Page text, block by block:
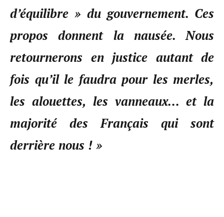
d’équilibre » du gouvernement. Ces
propos donnent la nausée. Nous
retournerons en justice autant de
fois qu’il le faudra pour les merles,
les alouettes, les vanneaux… et la
majorité des Français qui sont
derrière nous ! »